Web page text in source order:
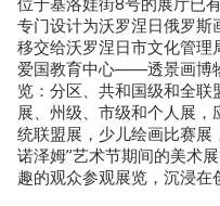
位于基洛娃街8号的展厅已
专门设计为沃罗涅日俄罗斯
移交给沃罗涅日市文化管理
爱国教育中心——透景画博
览：分区、共和国级和全
展、州级、市级和个人展
统联盟展，少儿绘画比赛展
诺泽姆”艺术节期间的美术
趣的观众参观展览，沉浸在